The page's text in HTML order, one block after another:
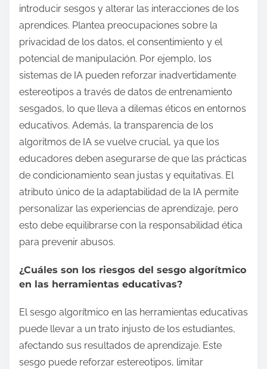
introducir sesgos y alterar las interacciones de los
aprendices. Plantea preocupaciones sobre la
privacidad de los datos, el consentimiento y el
potencial de manipulación. Por ejemplo, los
sistemas de IA pueden reforzar inadvertidamente
estereotipos a través de datos de entrenamiento
sesgados, lo que lleva a dilemas éticos en entornos
educativos. Además, la transparencia de los
algoritmos de IA se vuelve crucial, ya que los
educadores deben asegurarse de que las prácticas
de condicionamiento sean justas y equitativas. El
atributo único de la adaptabilidad de la IA permite
personalizar las experiencias de aprendizaje, pero
esto debe equilibrarse con la responsabilidad ética
para prevenir abusos.
¿Cuáles son los riesgos del sesgo algorítmico
en las herramientas educativas?
El sesgo algorítmico en las herramientas educativas
puede llevar a un trato injusto de los estudiantes,
afectando sus resultados de aprendizaje. Este
sesgo puede reforzar estereotipos, limitar